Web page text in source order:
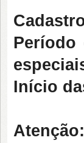
Período
Início
Atenção: